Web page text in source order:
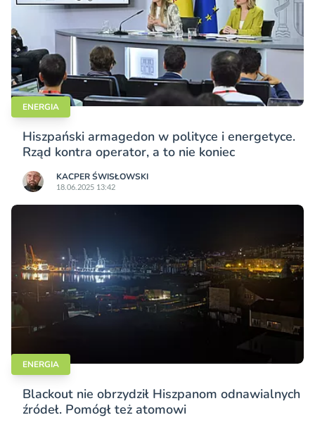
ENERGIA
Hiszpański armagedon w polityce i energetyce.
Rząd kontra operator, a to nie koniec
KACPER ŚWISŁO­WSKI
18.06.2025 13:42
ENERGIA
Blackout nie obrzydził Hiszpanom odnawialnych
źródeł. Pomógł też atomowi